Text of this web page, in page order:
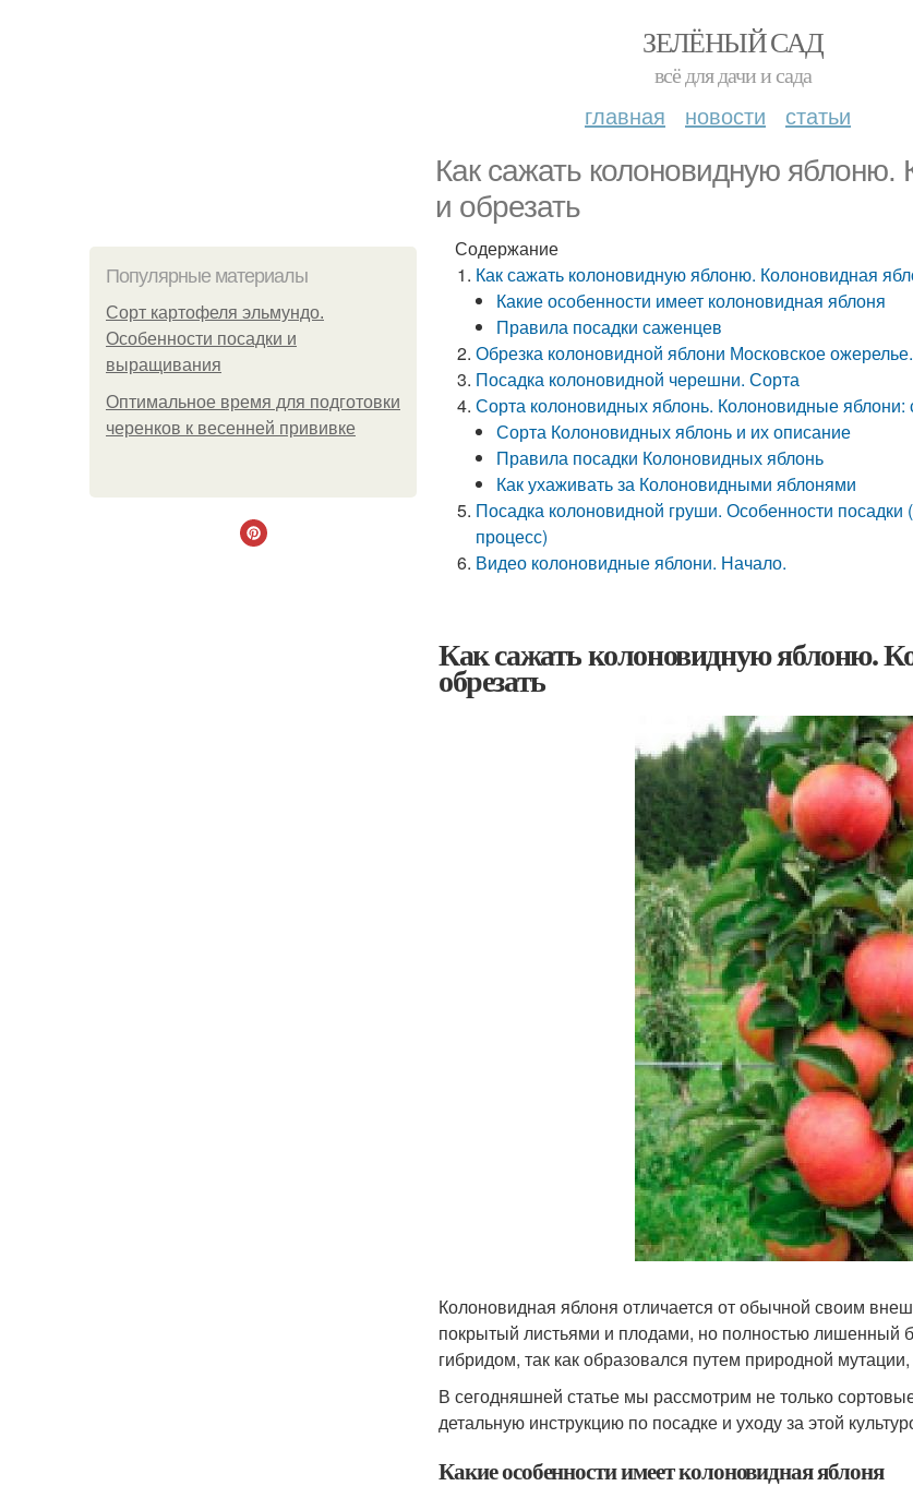
ЗЕЛЁНЫЙ САД
всё для дачи и сада
главная новости статьи
Как сажать колоновидную яблоню.
и обрезать
Популярные материалы
Сорт картофеля эльмундо.
Особенности посадки и
выращивания
Оптимальное время для подготовки
черенков к весенней прививке
Содержание
Как сажать колоновидную яблоню. Колоновидная
Какие особенности имеет колоновидная яблоня
Правила посадки саженцев
Обрезка колоновидной яблони Московское
Посадка колоновидной черешни. Сорта
Сорта колоновидных яблонь. Колоновидные яблони:
Сорта Колоновидных яблонь и их описание
Правила посадки Колоновидных яблонь
Как ухаживать за Колоновидными яблонями
Посадка колоновидной груши. Особенности
процесс)
Видео колоновидные яблони. Начало.
Как сажать колоновидную яблоню.
обрезать
Колоновидная яблоня отличается от обычной своим
покрытый листьями и плодами, но полностью лишенный
гибридом, так как образовался путем природной
В сегодняшней статье мы рассмотрим не только
детальную инструкцию по посадке и уходу за этой
Какие особенности имеет колоновидная яблоня